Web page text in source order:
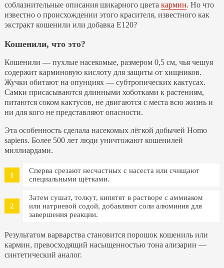
соблазнительные описания шикарного цвета кармин. Но что
известно о происхождении этого красителя, известного как
экстракт кошенили или добавка Е120?
Кошенили, что это?
Кошенили — пухлые насекомые, размером 0,5 см, чья чешуя
содержит карминовую кислоту для защиты от хищников.
Жучки обитают на опунциях — субтропических кактусах.
Самки присасываются длинными хоботками к растениям,
питаются соком кактусов, не двигаются с места всю жизнь и
ни для кого не представляют опасности.
Эта особенность сделала насекомых лёгкой добычей Homo
sapiens. Более 500 лет люди уничтожают кошенилей
миллиардами.
Сперва срезают несчастных с насеста или счищают
специальными щётками.
Затем сушат, толкут, кипятят в растворе с аммиаком
или натриевой содой, добавляют соли алюминия для
завершения реакции.
Результатом варварства становится порошок кошениль или
кармин, превосходящий насыщенностью тона ализарин —
синтетический аналог.